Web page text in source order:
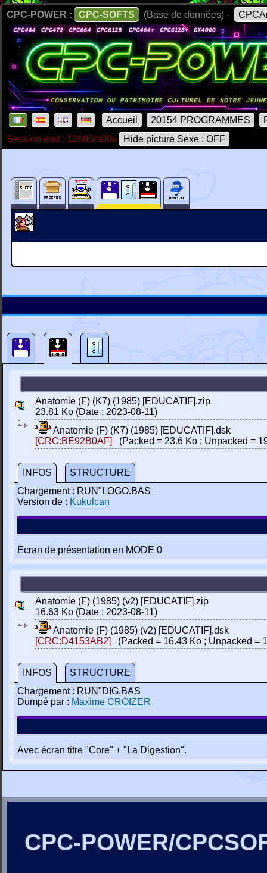
CPC-POWER : CPC-SOFTS (Base de données) -
Accueil 20154 PROGRAMMES
Session end : 12h00m00s
Hide picture Sexe : OFF
Anatomie (F) (K7) (1985) [EDUCATIF].zip
23.81 Ko (Date : 2023-08-11)
Anatomie (F) (K7) (1985) [EDUCATIF].dsk
[CRC:BE92B0AF]
(Packed = 23.6 Ko ; Unpacked =
INFOS
STRUCTURE
Chargement : RUN"LOGO.BAS
Version de : Kukulcan
Ecran de présentation en MODE 0
Anatomie (F) (1985) (v2) [EDUCATIF].zip
16.63 Ko (Date : 2023-08-11)
Anatomie (F) (1985) (v2) [EDUCATIF].dsk
[CRC:D4153AB2]
(Packed = 16.43 Ko ; Unpacked =
INFOS
STRUCTURE
Chargement : RUN"DIG.BAS
Dumpé par : Maxime CROIZER
Avec écran titre "Core" + "La Digestion".
CPC-POWER/